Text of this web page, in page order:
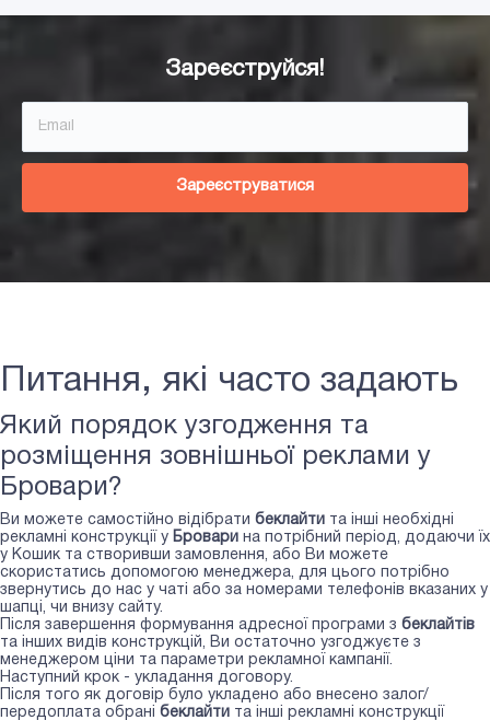
Зареєструйся!
Зареєструватися
Питання, які часто задають
Який порядок узгодження та
розміщення зовнішньої реклами у
Бровари?
Ви можете самостійно відібрати беклайти та інші необхідні
рекламні конструкції у Бровари на потрібний період, додаючи їх
у Кошик та створивши замовлення, або Ви можете
скористатись допомогою менеджера, для цього потрібно
звернутись до нас у чаті або за номерами телефонів вказаних у
шапці, чи внизу сайту.
Після завершення формування адресної програми з беклайтів
та інших видів конструкцій, Ви остаточно узгоджуєте з
менеджером ціни та параметри рекламної кампанії.
Наступний крок - укладання договору.
Після того як договір було укладено або внесено залог/
передоплата обрані беклайти та інші рекламні конструкції